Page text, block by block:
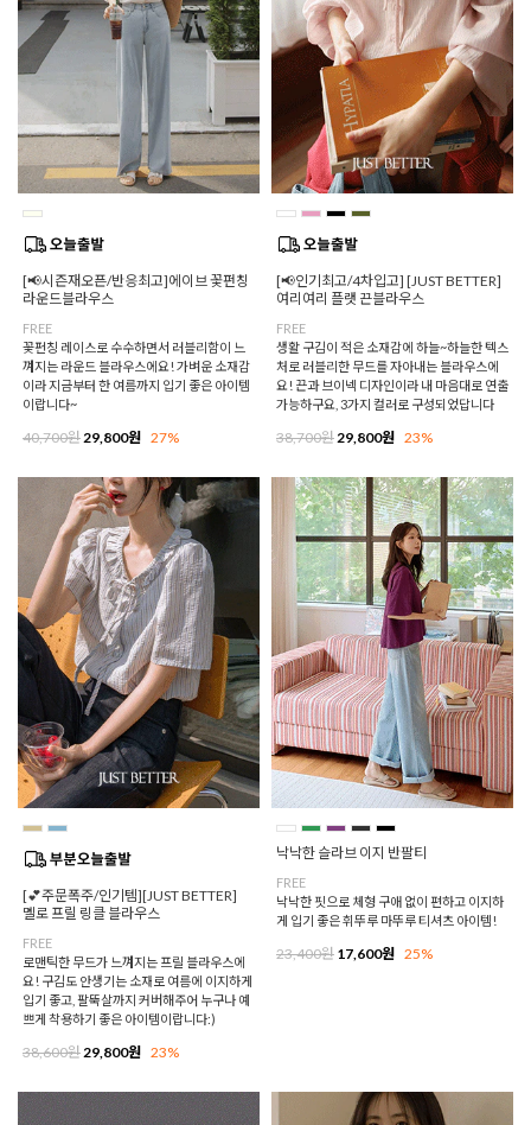
[📢시즌재오픈/반응최고]에이브 꽃펀칭
라운드블라우스
FREE
꽃펀칭 레이스로 수수하면서 러블리함이 느
껴지는 라운드 블라우스에요! 가벼운 소재감
이라 지금부터 한 여름까지 입기 좋은 아이템
이랍니다~
40,700원29,800원 27%
[📢인기최고/4차입고] [JUST BETTER]
여리여리 플랫 끈블라우스
FREE
생활 구김이 적은 소재감에 하늘~하늘한 텍스
처로 러블리한 무드를 자아내는 블라우스에
요! 끈과 브이넥 디자인이라 내 마음대로 연출
가능하구요, 3가지 컬러로 구성되었답니다
38,700원29,800원 23%
[💕주문폭주/인기템][JUST BETTER]
멜로 프릴 링클 블라우스
FREE
로맨틱한 무드가 느껴지는 프릴 블라우스에
요! 구김도 안생기는 소재로 여름에 이지하게
입기 좋고, 팔뚝살까지 커버해주어 누구나 예
쁘게 착용하기 좋은 아이템이랍니다:)
38,600원29,800원 23%
낙낙한 슬라브 이지 반팔티
FREE
낙낙한 핏으로 체형 구애 없이 편하고 이지하
게 입기 좋은 휘뚜루 마뚜루 티셔츠 아이템!
23,400원 17,600원 25%